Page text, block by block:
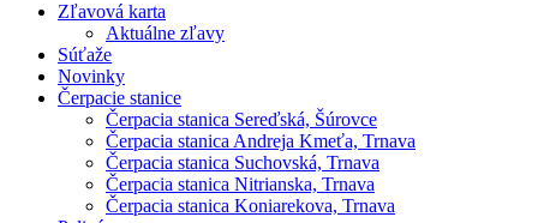
Zľavová karta
Aktuálne zľavy
Súťaže
Novinky
Čerpacie stanice
Čerpacia stanica Sereďská, Šúrovce
Čerpacia stanica Andreja Kmeťa, Trnava
Čerpacia stanica Suchovská, Trnava
Čerpacia stanica Nitrianska, Trnava
Čerpacia stanica Koniarekova, Trnava